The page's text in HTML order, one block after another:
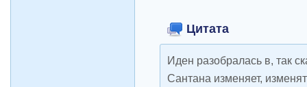
Цитата
Иден разобралась в, так
Сантана изменяет,